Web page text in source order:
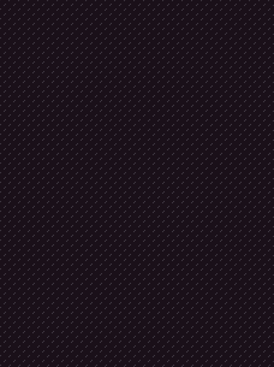
nous nous